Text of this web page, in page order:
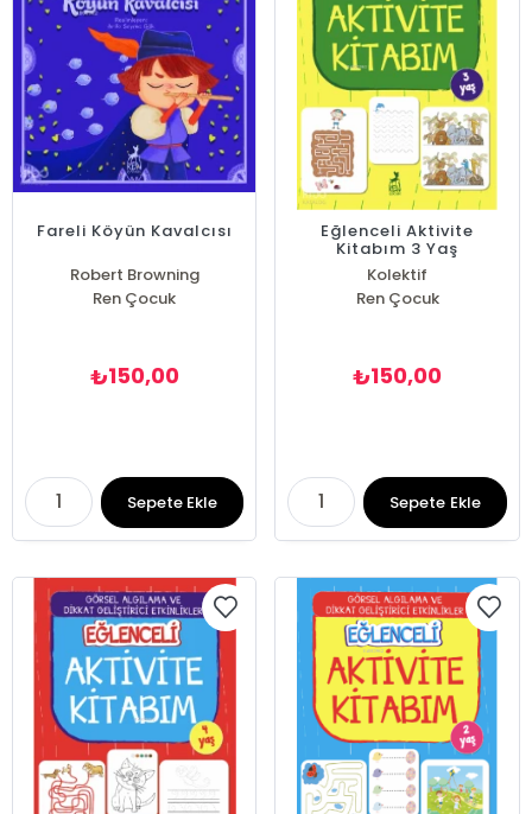
Fareli Köyün Kavalcısı
Robert Browning
Ren Çocuk
₺150,00
Sepete Ekle
Eğlenceli Aktivite
Kitabım 3 Yaş
Kolektif
Ren Çocuk
₺150,00
Sepete Ekle